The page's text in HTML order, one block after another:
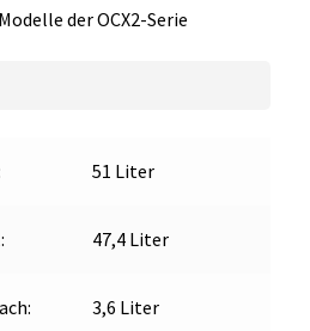
der OCX2-Serie
51 Liter
47,4 Liter
3,6 Liter